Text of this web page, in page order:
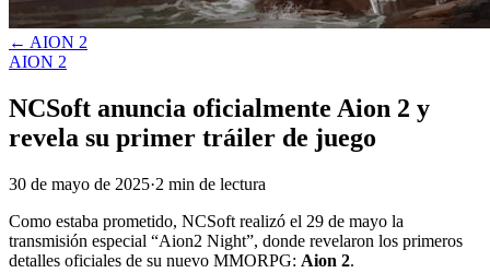
← AION 2
AION 2
NCSoft anuncia oficialmente Aion 2 y
revela su primer tráiler de juego
30 de mayo de 2025·2 min de lectura
Como estaba prometido, NCSoft realizó el 29 de mayo la
transmisión especial “Aion2 Night”, donde revelaron los primeros
detalles oficiales de su nuevo MMORPG: Aion 2.